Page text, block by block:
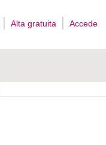
Alta gratuita Accede